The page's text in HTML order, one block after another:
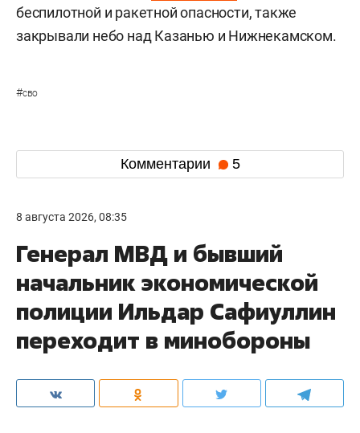
беспилотной и ракетной опасности, также
закрывали небо над Казанью и Нижнекамском.
#сво
Комментарии 5
8 августа 2026, 08:35
Генерал МВД и бывший
начальник экономической
полиции Ильдар Сафиуллин
переходит в минобороны